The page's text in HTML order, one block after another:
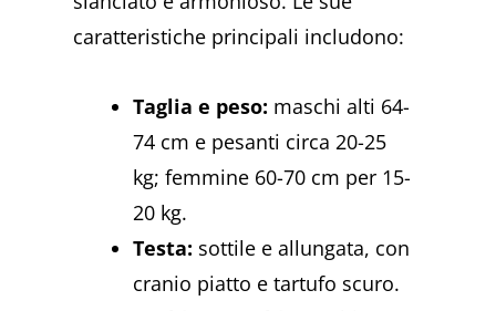
caratteristiche principali includono:
Taglia e peso: maschi alti 64-
74 cm e pesanti circa 20-25
kg; femmine 60-70 cm per 15-
20 kg.
Testa: sottile e allungata, con
cranio piatto e tartufo scuro.